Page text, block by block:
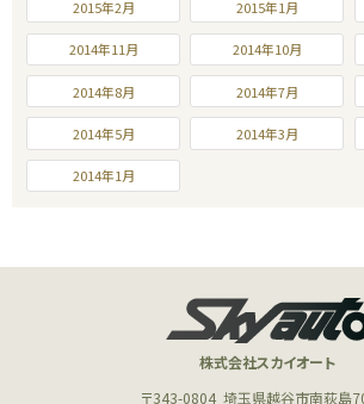
2015年2月 2015年1月
2014年11月 2014年10月
2014年8月 2014年7月
2014年5月 2014年3月
2014年1月
株式会社スカイオート
〒343-0804 埼玉県越谷市南荻島